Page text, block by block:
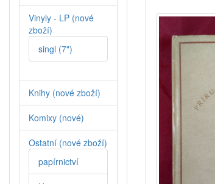
Vinyly - LP (nové
zboží)
singl (7")
Knihy (nové zboží)
Komixy (nové)
Ostatní (nové zboží)
papírnictví